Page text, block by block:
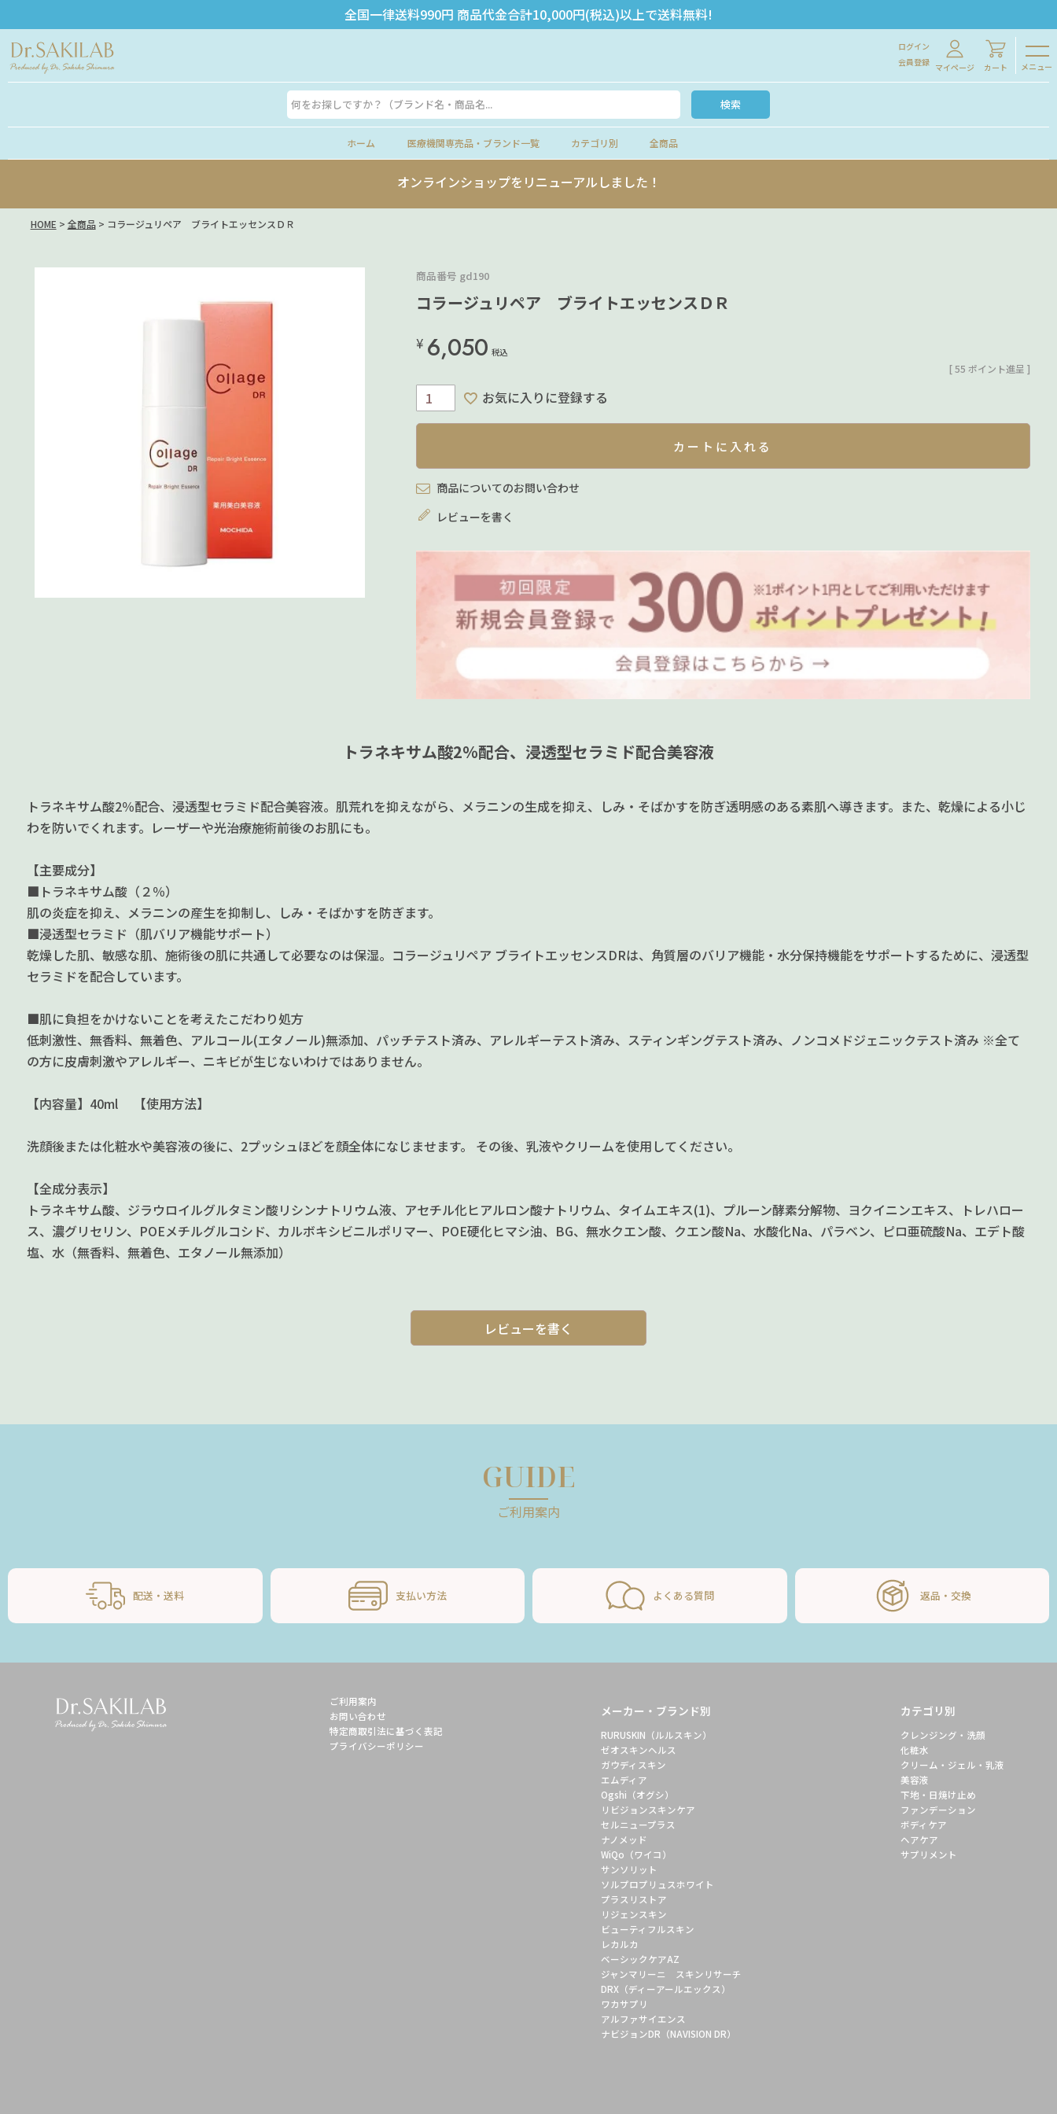
全国一律送料990円 商品代金合計10,000円(税込)以上で送料無料!
ログイン
会員登録 マイページ カート メニュー
検索
ホーム 医療機関専売品・ブランド一覧 カテゴリ別 全商品
オンラインショップをリニューアルしました！
HOME 全商品 コラージュリペア ブライトエッセンスＤＲ
商品番号 gd190
コラージュリペア ブライトエッセンスＤＲ
¥ 6,050 税込
[55 ポイント進呈 ]
お気に入りに登録する
カートに入れる
商品についてのお問い合わせ
レビューを書く
トラネキサム酸2％配合、浸透型セラミド配合美容液
トラネキサム酸2％配合、浸透型セラミド配合美容液。肌荒れを抑えながら、メラニンの生成を抑え、しみ・そばかすを防ぎ透明感のある素肌へ導きます。また、乾燥による小じ
わを防いでくれます。レーザーや光治療施術前後のお肌にも。
【主要成分】
■トラネキサム酸（２％）
肌の炎症を抑え、メラニンの産生を抑制し、しみ・そばかすを防ぎます。
■浸透型セラミド（肌バリア機能サポート）
乾燥した肌、敏感な肌、施術後の肌に共通して必要なのは保湿。コラージュリペア ブライトエッセンスDRは、角質層のバリア機能・水分保持機能をサポートするために、浸透型
セラミドを配合しています。
■肌に負担をかけないことを考えたこだわり処方
低刺激性、無香料、無着色、アルコール(エタノール)無添加、パッチテスト済み、アレルギーテスト済み、スティンギングテスト済み、ノンコメドジェニックテスト済み ※全て
の方に皮膚刺激やアレルギー、ニキビが生じないわけではありません。
【内容量】40ml 【使用方法】
洗顔後または化粧水や美容液の後に、2プッシュほどを顔全体になじませます。 その後、乳液やクリームを使用してください。
【全成分表示】
トラネキサム酸、ジラウロイルグルタミン酸リシンナトリウム液、アセチル化ヒアルロン酸ナトリウム、タイムエキス(1)、プルーン酵素分解物、ヨクイニンエキス、トレハロー
ス、濃グリセリン、POEメチルグルコシド、カルボキシビニルポリマー、POE硬化ヒマシ油、BG、無水クエン酸、クエン酸Na、水酸化Na、パラベン、ピロ亜硫酸Na、エデト酸
塩、水（無香料、無着色、エタノール無添加）
レビューを書く
GUIDE
ご利用案内
配送・送料 支払い方法 よくある質問 返品・交換
ご利用案内
お問い合わせ
特定商取引法に基づく表記
プライバシーポリシー
メーカー・ブランド別
RURUSKIN（ルルスキン）
ゼオスキンヘルス
ガウディスキン
エムディア
Ogshi（オグシ）
リビジョンスキンケア
セルニュープラス
ナノメッド
WiQo（ワイコ）
サンソリット
ソルプロプリュスホワイト
プラスリストア
リジェンスキン
ビューティフルスキン
レカルカ
ベーシックケアAZ
ジャンマリーニ スキンリサーチ
DRX（ディーアールエックス）
ワカサプリ
アルファサイエンス
ナビジョンDR（NAVISION DR）
カテゴリ別
クレンジング・洗顔
化粧水
クリーム・ジェル・乳液
美容液
下地・日焼け止め
ファンデーション
ボディケア
ヘアケア
サプリメント